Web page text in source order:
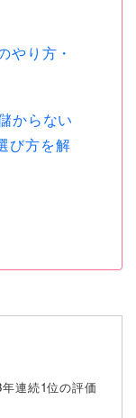
やり方・
からない
び方を解
連続1位の評価